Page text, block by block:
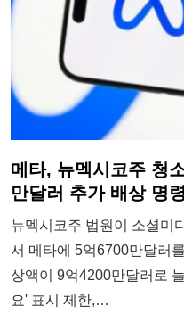
메타, 뉴멕시코주 청
만달러 추가 배상 명령
뉴멕시코주 법원이 소셜미
서 메타에 5억6700만달러
상액이 9억4200만달러로
요' 표시 제한,…